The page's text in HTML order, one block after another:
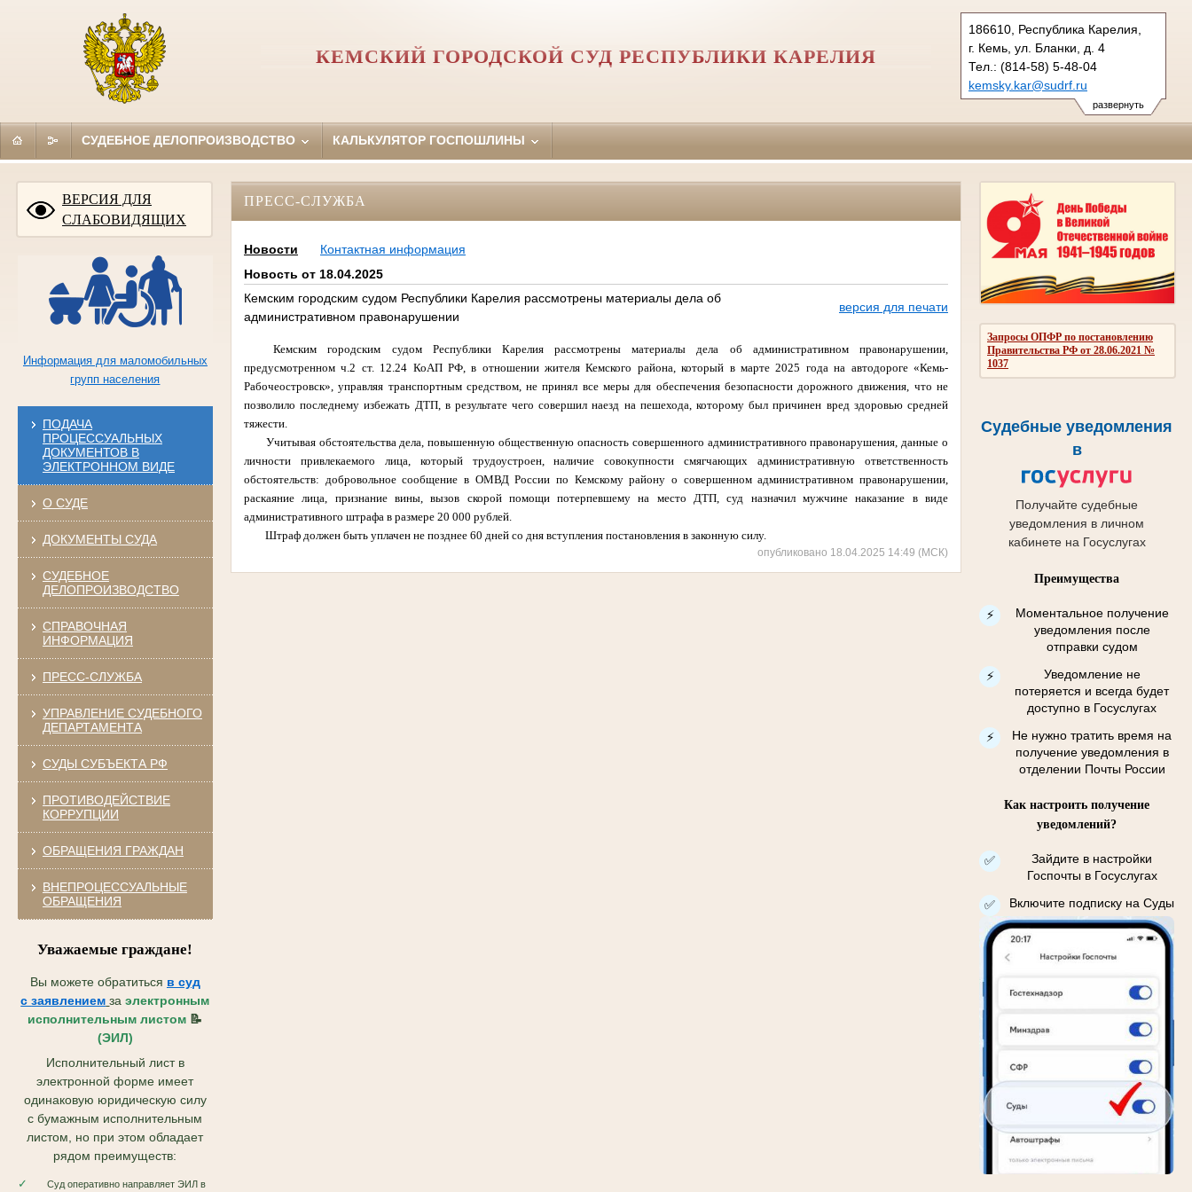
развернуть
186610, Республика Карелия,
г. Кемь, ул. Бланки, д. 4
Тел.: (814-58) 5-48-04
kemsky.kar@sudrf.ru
КЕМСКИЙ ГОРОДСКОЙ СУД РЕСПУБЛИКИ КАРЕЛИЯ
СУДЕБНОЕ ДЕЛОПРОИЗВОДСТВО КАЛЬКУЛЯТОР ГОСПОШЛИНЫ
ВЕРСИЯ ДЛЯ
СЛАБОВИДЯЩИХ
Информация для маломобильных
групп населения
ПОДАЧА
ПРОЦЕССУАЛЬНЫХ
ДОКУМЕНТОВ В
ЭЛЕКТРОННОМ ВИДЕ
О СУДЕ
ДОКУМЕНТЫ СУДА
СУДЕБНОЕ
ДЕЛОПРОИЗВОДСТВО
СПРАВОЧНАЯ
ИНФОРМАЦИЯ
ПРЕСС-СЛУЖБА
УПРАВЛЕНИЕ СУДЕБНОГО
ДЕПАРТАМЕНТА
СУДЫ СУБЪЕКТА РФ
ПРОТИВОДЕЙСТВИЕ
КОРРУПЦИИ
ОБРАЩЕНИЯ ГРАЖДАН
ВНЕПРОЦЕССУАЛЬНЫЕ
ОБРАЩЕНИЯ
Уважаемые граждане!
Вы можете обратиться в суд
сзаявлением за электронным
исполнительным листом 📝
(ЭИЛ)
Исполнительный лист в
электронной форме имеет
одинаковую юридическую силу
с бумажным исполнительным
листом, но при этом обладает
рядом преимуществ:
✓ Суд оперативно направляет ЭИЛ в
Запросы ОПФР по постановлению
Правительства РФ от 28.06.2021 №
1037
Судебные уведомления
в
Получайте судебные
уведомления в личном
кабинете на Госуслугах
Преимущества
⚡
Моментальное получение
уведомления после
отправки судом
⚡
Уведомление не
потеряется и всегда будет
доступно в Госуслугах
⚡
Не нужно тратить время на
получение уведомления в
отделении Почты России
Как настроить получение
уведомлений?
✅
Зайдите в настройки
Госпочты в Госуслугах
✅ Включите подписку на Суды
ПРЕСС-СЛУЖБА
Новости
Контактная информация
Новость от 18.04.2025
Кемским городским судом Республики Карелия рассмотрены материалы дела об
административном правонарушении
версия для печати
Кемским городским судом Республики Карелия рассмотрены материалы дела об административном правонарушении,
предусмотренном ч.2 ст. 12.24 КоАП РФ, в отношении жителя Кемского района, который в марте 2025 года на автодороге «Кемь-
Рабочеостровск», управляя транспортным средством, не принял все меры для обеспечения безопасности дорожного движения, что не
позволило последнему избежать ДТП, в результате чего совершил наезд на пешехода, которому был причинен вред здоровью средней
тяжести.
Учитывая обстоятельства дела, повышенную общественную опасность совершенного административного правонарушения, данные о
личности привлекаемого лица, который трудоустроен, наличие совокупности смягчающих административную ответственность
обстоятельств: добровольное сообщение в ОМВД России по Кемскому району о совершенном административном правонарушении,
раскаяние лица, признание вины, вызов скорой помощи потерпевшему на место ДТП, суд назначил мужчине наказание в виде
административного штрафа в размере 20 000 рублей.
Штраф должен быть уплачен не позднее 60 дней со дня вступления постановления в законную силу.
опубликовано 18.04.2025 14:49 (МСК)